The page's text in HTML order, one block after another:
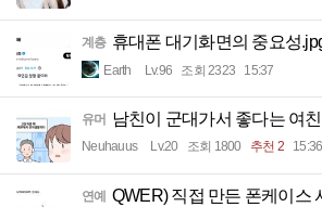
계층 휴대폰 대기화면의 중요성
Earth Lv.96 조회 2323 15:37
유머 남친이 군대가서 좋다는 여친
Neuhauus Lv.20 조회 1800 추천 2 15:36
연예
QWER) 직접 만든 폰케이스